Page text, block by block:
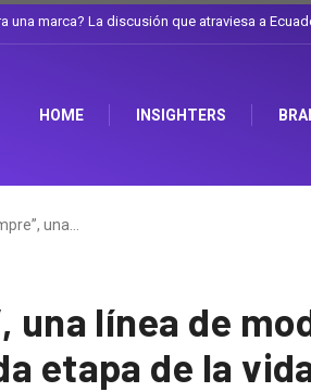
cambiarse el sombrero en Corporación Favorita
HOME INSIGHTERS
una…
una línea de
etapa de la